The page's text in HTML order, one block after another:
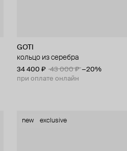
GOTI
кольцо из серебра
34 400 ₽ 43 000 ₽ −20%
при оплате онлайн
new exclusive